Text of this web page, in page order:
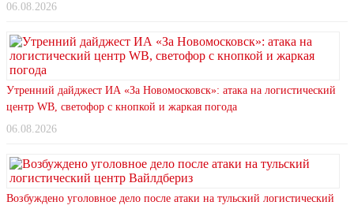
06.08.2026
Утренний дайджест ИА «За Новомосковск»: атака на логистический
центр WB, светофор с кнопкой и жаркая погода
06.08.2026
Возбуждено уголовное дело после атаки на тульский логистический